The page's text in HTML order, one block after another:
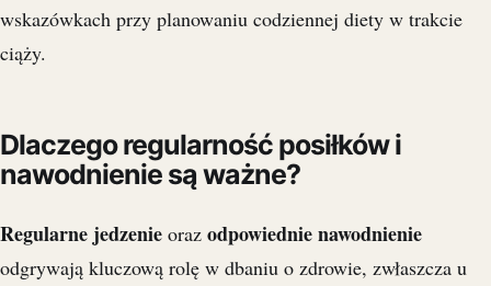
wskazówkach przy planowaniu codziennej diety w trakcie
ciąży.
Dlaczego regularność posiłków i
nawodnienie są ważne?
Regularne jedzenie oraz odpowiednie nawodnienie
odgrywają kluczową rolę w dbaniu o zdrowie, zwłaszcza u